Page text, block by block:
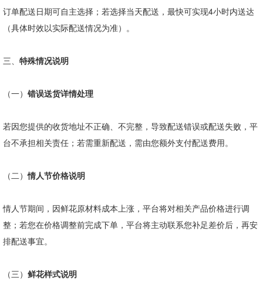
订单配送日期可自主选择；若选择当天配送，最快可实现4小时内送达
（具体时效以实际配送情况为准）。
三、 特殊情况说明
（一） 错误送货详情处理
若因您提供的收货地址不正确、不完整，导致配送错误或配送失败，平
台不承担相关责任；若需重新配送，需由您额外支付配送费用。
（二）情人节价格说明
情人节期间，因鲜花原材料成本上涨，平台将对相关产品价格进行调
整；若您在价格调整前完成下单，平台将主动联系您补足差价后，再安
排配送事宜。
（三） 鲜花样式说明